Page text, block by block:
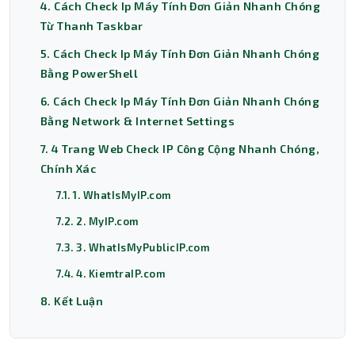
4. Cách Check Ip Máy Tính Đơn Giản Nhanh Chóng
Từ Thanh Taskbar
5. Cách Check Ip Máy Tính Đơn Giản Nhanh Chóng
Bằng PowerShell
6. Cách Check Ip Máy Tính Đơn Giản Nhanh Chóng
Bằng Network & Internet Settings
7. 4 Trang Web Check IP Công Cộng Nhanh Chóng,
Chính Xác
7.1. 1. WhatIsMyIP.com
7.2. 2. MyIP.com
7.3. 3. WhatIsMyPublicIP.com
7.4. 4. KiemtraIP.com
8. Kết Luận